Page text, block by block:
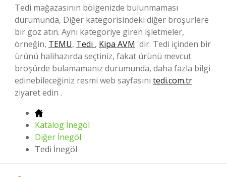
Tedi mağazasının bölgenizde bulunmaması
durumunda, Diğer kategorisindeki diğer broşürlere
bir göz atın. Aynı kategoriye giren işletmeler,
örneğin, TEMU, Tedi , Kipa AVM 'dir. Tedi içinden bir
ürünü halihazırda seçtiniz, fakat ürünü mevcut
broşürde bulamamanız durumunda, daha fazla bilgi
edinebileceğiniz resmi web sayfasını tedi.com.tr
ziyaret edin .
Katalog İnegöl
Diğer İnegöl
Tedi İnegöl